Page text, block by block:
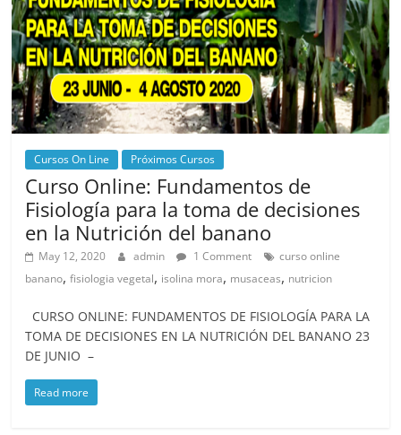
Cursos On Line Próximos Cursos
Curso Online: Fundamentos de
Fisiología para la toma de decisiones
en la Nutrición del banano
May 12, 2020 admin 1 Comment
curso online
banano,fisiologia vegetal, isolina mora, musaceas, nutricion
CURSO ONLINE: FUNDAMENTOS DE FISIOLOGÍA PARA LA
TOMA DE DECISIONES EN LA NUTRICIÓN DEL BANANO 23
DE JUNIO –
Read more